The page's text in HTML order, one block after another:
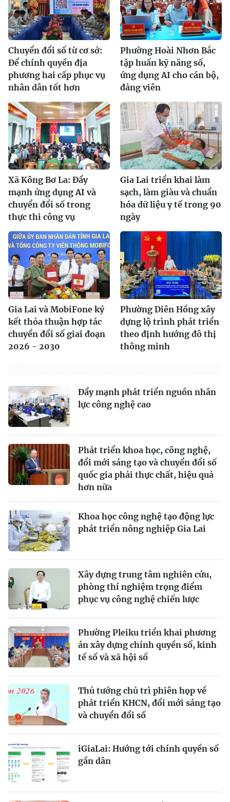
Chuyển đổi số từ cơ sở:
Để chính quyền địa
phương hai cấp phục vụ
nhân dân tốt hơn
Phường Hoài Nhơn Bắc
tập huấn kỹ năng số,
ứng dụng AI cho cán bộ,
đảng viên
Xã Kông Bơ La: Đẩy
mạnh ứng dụng AI và
chuyển đổi số trong
thực thi công vụ
Gia Lai triển khai làm
sạch, làm giàu và chuẩn
hóa dữ liệu y tế trong 90
ngày
Gia Lai và MobiFone ký
kết thỏa thuận hợp tác
chuyển đổi số giai đoạn
2026 - 2030
Phường Diên Hồng xây
dựng lộ trình phát triển
theo định hướng đô thị
thông minh
Ðẩy mạnh phát triển nguồn nhân
lực công nghệ cao
Phát triển khoa học, công nghệ,
đổi mới sáng tạo và chuyển đổi số
quốc gia phải thực chất, hiệu quả
hơn nữa
Khoa học công nghệ tạo động lực
phát triển nông nghiệp Gia Lai
Xây dựng trung tâm nghiên cứu,
phòng thí nghiệm trọng điểm
phục vụ công nghệ chiến lược
Phường Pleiku triển khai phương
án xây dựng chính quyền số, kinh
tế số và xã hội số
Thủ tướng chủ trì phiên họp về
phát triển KHCN, đổi mới sáng tạo
và chuyển đổi số
iGiaLai: Hướng tới chính quyền số
gần dân